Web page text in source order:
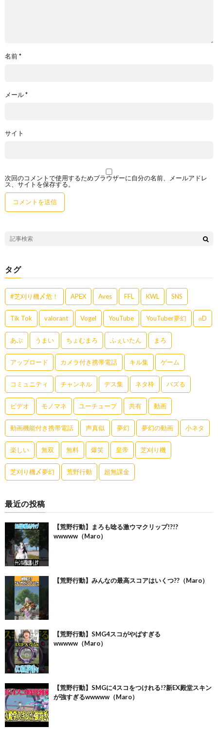
名前*
メール*
サイト
次回のコメントで使用するためブラウザーに自分の名前、メールアドレ
ス、サイトを保存する。
タグ
#芝刈り機〆危！ APEX Aves FFL KWL SNS
Tik Tok valorant Vogel YouTube YouTuber夢幻 αD
あぶ うまい ちょむまろ ふぇいたん まろ
アップロード カメラ付き携帯電話 キル集 ゲーム
コミュニティ チャンネル デス集 ネタ枠 バズる
ビデオ モノマネ ユーチューブ 共有 動画
動画機能付き携帯電話 声真似 夢幻 夢幻の動画 小ネタ
楽しい 無双 無料 爆笑 皇帝 芝刈り機
芝刈り機〆夢幻 荒野行動 超無課金
最近の投稿
【荒野行動】まろも唸る激ウマクリップ!?!?
wwwww（Maro）
【荒野行動】みんなの最高スコアはいくつ??（Maro）
【荒野行動】SMG4スコがやばすぎる
wwwww（Maro）
【荒野行動】SMGに4スコをつけれる!?新EX殿堂スキン
が強すぎるwwwww（Maro）